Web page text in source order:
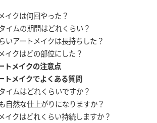
イクは何回やった？
イムの期間はどれくらい？
いアートメイクは長持ちした？
イクはどの部位にした？
トメイクの注意点
トメイクでよくある質問
イムはどれくらいですか？
自然な仕上がりになりますか？
イクはどれくらい持続しますか？